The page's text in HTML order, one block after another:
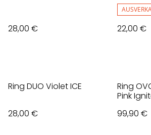
28,00 € 22,00 €
Ring DUO Violet ICE
28,00 €
Ring
Pink
99,90 €